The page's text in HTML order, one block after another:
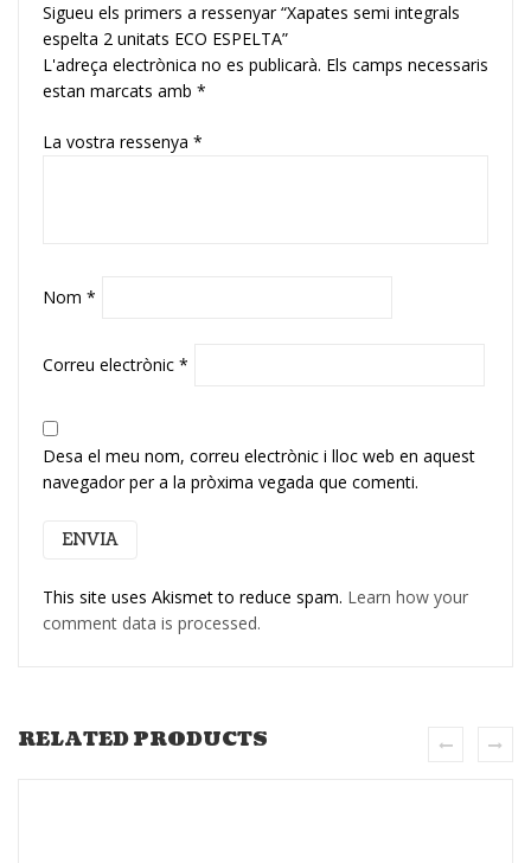
Sigueu els primers a ressenyar “Xapates semi integrals
espelta 2 unitats ECO ESPELTA”
L'adreça electrònica no es publicarà. Els camps necessaris
estan marcats amb *
La vostra ressenya *
Nom *
Correu electrònic *
Desa el meu nom, correu electrònic i lloc web en aquest
navegador per a la pròxima vegada que comenti.
This site uses Akismet to reduce spam. Learn how your
comment data is processed.
RELATED PRODUCTS